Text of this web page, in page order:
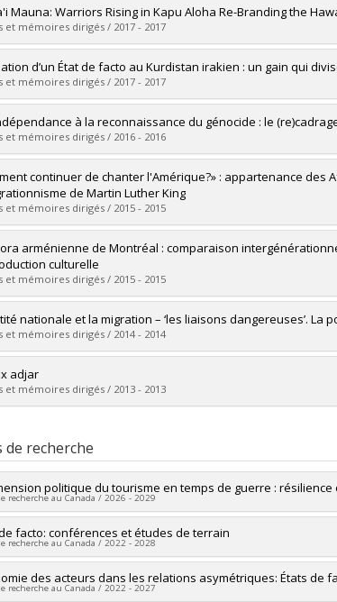
:Cotnareanu, Dana
Maîtrise
obtenu :M. Sc.
le document dans Papyrus
Mauna: Warriors Rising in Kapu Aloha Re-Branding the
et mémoires dirigés / 2017 - 2017
:Lirette, Mélodie
Maîtrise
obtenu :M. Sc.
le document dans Papyrus
d’un État de facto au Kurdistan irakien : un gain qui
et mémoires dirigés / 2017 - 2017
:Grondin, Maxime
Maîtrise
obtenu :M. Sc.
le document dans Papyrus
à la reconnaissance du génocide : le
et mémoires dirigés / 2016 - 2016
:Labelle, Alexie
Maîtrise
obtenu :M. Sc.
le document dans Papyrus
continuer de chanter l'Amérique?» : appartenance des
de Martin Luther King
et mémoires dirigés / 2015 - 2015
:Morin, Charles-Albert
Maîtrise
obtenu :M. Sc.
le document dans Papyrus
arménienne de Montréal : comparaison
culturelle
et mémoires dirigés / 2015 - 2015
:Taher, Saaz
Maîtrise
obtenu :M. Sc.
le document dans Papyrus
nationale et la migration – ‘les liaisons dangereuses’. La
et mémoires dirigés / 2014 - 2014
:
Maîtrise
obtenu :M. Sc.
adjar
et mémoires dirigés / 2013 - 2013
Maîtrise
obtenu :M. Sc.
le document dans Papyrus
de recherche
politique du tourisme en temps de guerre :
recherche au Canada / 2026 - 2029
principal :Magdalena Dembinska
de financement :CRSH/Conseil de recherches en sciences
de subvention :PV153480-Subventions de
facto: conférences et études de terrain
recherche au Canada / 2022 - 2028
principal : Dominique Leydet
:Magdalena Dembinska
des acteurs dans les relations asymétriques: États de
recherche au Canada / 2022 - 2027